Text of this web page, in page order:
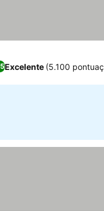
Excelente (5.100